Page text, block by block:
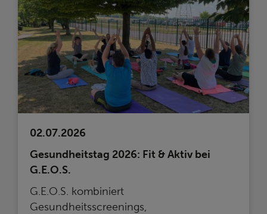
02.07.2026
Gesundheitstag 2026: Fit & Aktiv bei
G.E.O.S.
G.E.O.S. kombiniert
Gesundheitsscreenings,